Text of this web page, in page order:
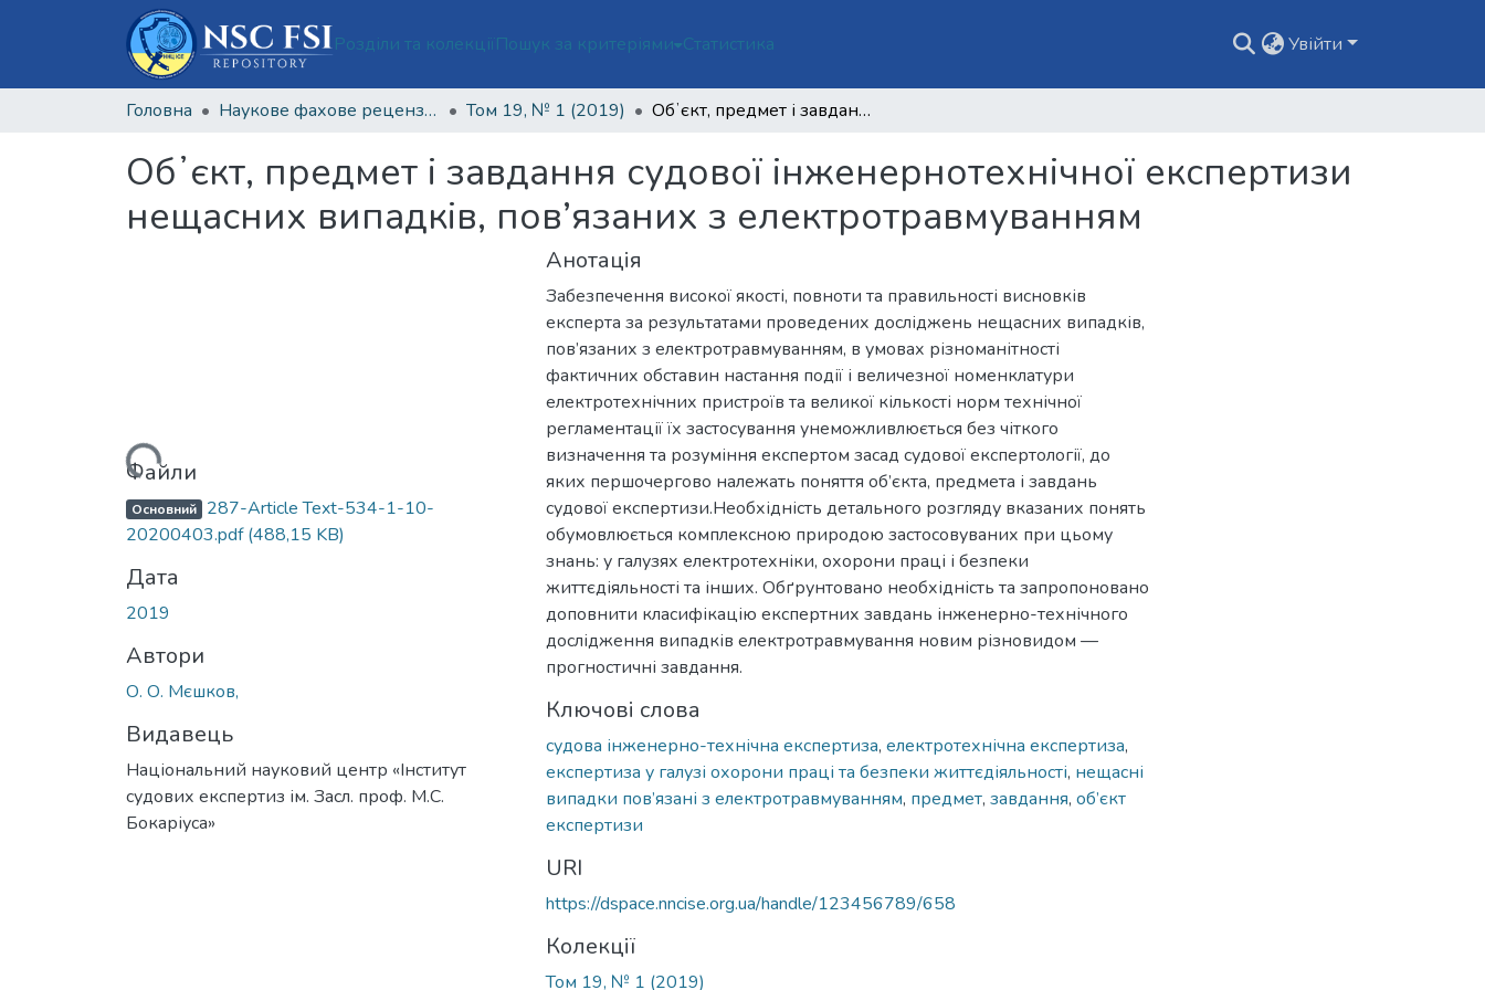
Розділи та колекціїПошук за критеріями Статистика Увійти
Головна Наукове фахове рецензоване видання відкритого доступу "Теорія та практика судової експертизи і криміналістики" Том 19, № 1 (2019) Обʼєкт, предмет і завдання судової інженернотехнічної експертизи нещасних випадків, пов’язаних з електротравмуванням
Обʼєкт, предмет і завдання судової інженернотехнічної експертизи
нещасних випадків, пов’язаних з електротравмуванням
Вантажиться...Файли
Основний 287-Article Text-534-1-10-
20200403.pdf(488,15 KB)
Дата
2019
Автори
О. О. Мєшков,
Видавець
Національний науковий центр «Інститут
судових експертиз ім. Засл. проф. М.С.
Бокаріуса»
Анотація
Забезпечення високої якості, повноти та правильності висновків
експерта за результатами проведених досліджень нещасних випадків,
пов’язаних з електротравмуванням, в умовах різноманітності
фактичних обставин настання події і величезної номенклатури
електротехнічних пристроїв та великої кількості норм технічної
регламентації їх застосування унеможливлюється без чіткого
визначення та розуміння експертом засад судової експертології, до
яких першочергово належать поняття об’єкта, предмета і завдань
судової експертизи.Необхідність детального розгляду вказаних понять
обумовлюється комплексною природою застосовуваних при цьому
знань: у галузях електротехніки, охорони праці і безпеки
життєдіяльності та інших. Обґрунтовано необхідність та запропоновано
доповнити класифікацію експертних завдань інженерно-технічного
дослідження випадків електротравмування новим різновидом —
прогностичні завдання.
Ключові слова
судова інженерно-технічна експертиза, електротехнічна експертиза,
експертиза у галузі охорони праці та безпеки життєдіяльності, нещасні
випадки пов’язані з електротравмуванням, предмет, завдання, об’єкт
експертизи
URI
https://dspace.nncise.org.ua/handle/123456789/658
Колекції
Том 19, № 1 (2019)